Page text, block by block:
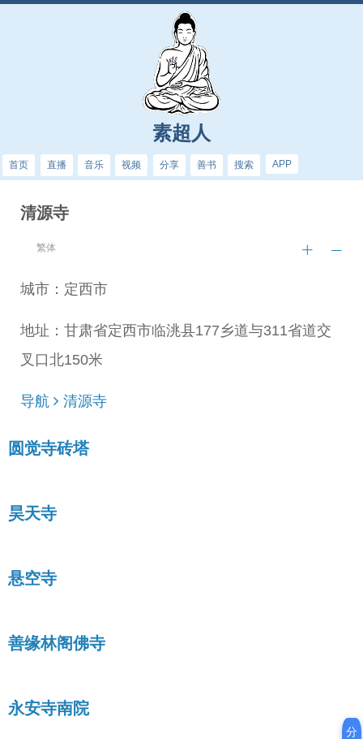
素超人
首页 直播 音乐 视频 分享 善书 搜索 APP
清源寺
繁体
城市：定西市
地址：甘肃省定西市临洮县177乡道与311省道交
叉口北150米
导航 清源寺
圆觉寺砖塔
昊天寺
悬空寺
善缘林阁佛寺
永安寺南院
分